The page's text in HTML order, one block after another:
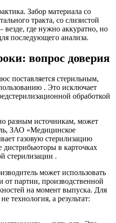
Забор материала со
тракта, со слизистой
где нужно аккуратно, но
последующего анализа.
вопрос доверия
поставляется стерильным,
. Это исключает
обработкой
разным источникам, может
ЗАО «Медицинское
газовую стерилизацию
дистрибьюторы в карточках
стерилизации .
может использовать
от партии, производственной
на момент выпуска. Для
технология, а результат: